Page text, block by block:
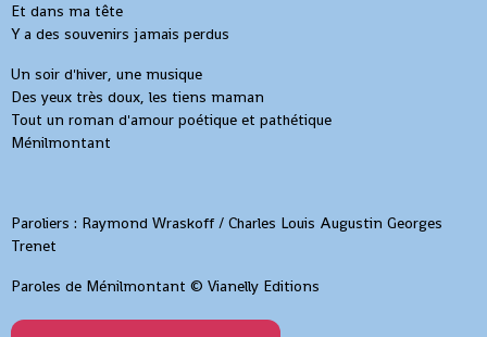
Et dans ma tête
Y a des souvenirs jamais perdus
Un soir d'hiver, une musique
Des yeux très doux, les tiens maman
Tout un roman d'amour poétique et pathétique
Ménilmontant
Paroliers : Raymond Wraskoff / Charles Louis Augustin Georges
Trenet
Paroles de Ménilmontant © Vianelly Editions